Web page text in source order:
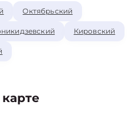
Октябрьский
Кировский